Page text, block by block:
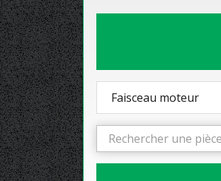
Faisceau moteur